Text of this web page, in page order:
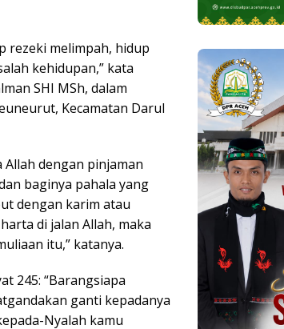
rezeki melimpah, hidup
kehidupan,” kata
SHI MSh, dalam
Kecamatan Darul
dengan pinjaman
baginya pahala yang
dengan karim atau
di jalan Allah, maka
itu,” katanya.
245: “Barangsiapa
ganti kepadanya
Nyalah kamu